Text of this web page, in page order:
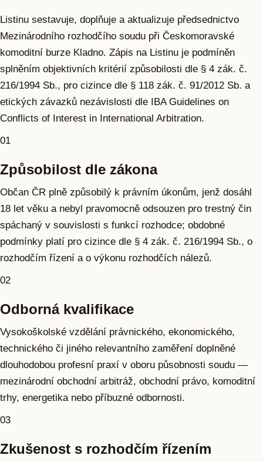
Listinu sestavuje, doplňuje a aktualizuje předsednictvo
Mezinárodního rozhodčího soudu při Českomoravské
komoditní burze Kladno. Zápis na Listinu je podmíněn
splněním objektivních kritérií způsobilosti dle § 4 zák. č.
216/1994 Sb., pro cizince dle § 118 zák. č. 91/2012 Sb. a
etických závazků nezávislosti dle IBA Guidelines on
Conflicts of Interest in International Arbitration.
01
Způsobilost dle zákona
Občan ČR plně způsobilý k právním úkonům, jenž dosáhl
18 let věku a nebyl pravomocně odsouzen pro trestný čin
spáchaný v souvislosti s funkcí rozhodce; obdobné
podmínky platí pro cizince dle § 4 zák. č. 216/1994 Sb., o
rozhodčím řízení a o výkonu rozhodčích nálezů.
02
Odborná kvalifikace
Vysokoškolské vzdělání právnického, ekonomického,
technického či jiného relevantního zaměření doplněné
dlouhodobou profesní praxí v oboru působnosti soudu —
mezinárodní obchodní arbitráž, obchodní právo, komoditní
trhy, energetika nebo příbuzné odbornosti.
03
Zkušenost s rozhodčím řízením